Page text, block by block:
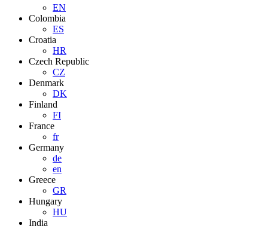
EN
Colombia
ES
Croatia
HR
Czech Republic
CZ
Denmark
DK
Finland
FI
France
fr
Germany
de
en
Greece
GR
Hungary
HU
India